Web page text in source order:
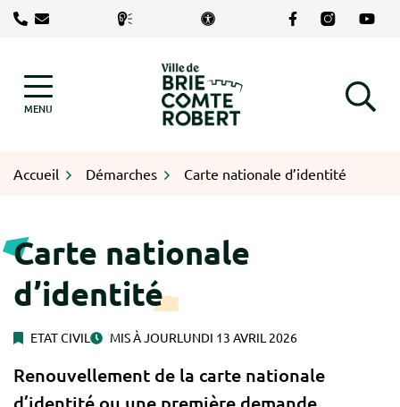
Aller
Lien vers le
Lien vers le
Lien
MENU Logo Brie-Comte-Robert
RECHERCHE
Accueil Démarches Carte nationale d’identité
Carte nationale
d’identité
ETAT CIVIL MIS À JOURLUNDI 13 AVRIL 2026
Renouvellement de la carte nationale